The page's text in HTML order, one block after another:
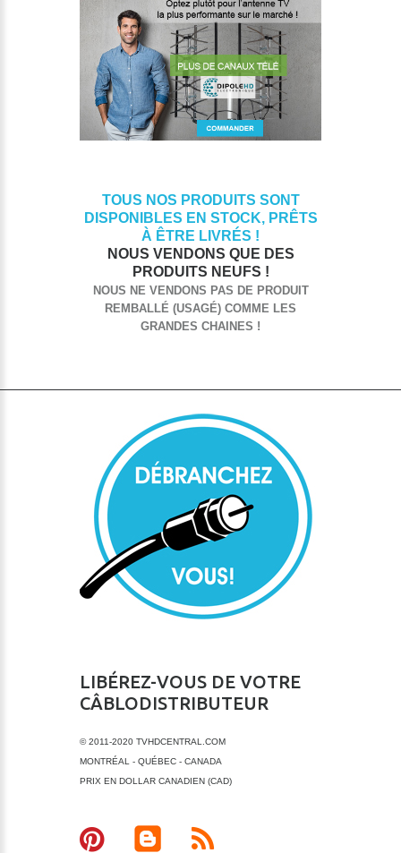
TOUS NOS PRODUITS SONT
DISPONIBLES EN STOCK, PRÊTS
À ÊTRE LIVRÉS !
NOUS VENDONS QUE DES
PRODUITS NEUFS !
NOUS NE VENDONS PAS DE PRODUIT
REMBALLÉ (USAGÉ) COMME LES
GRANDES CHAINES !
LIBÉREZ-VOUS DE VOTRE
CÂBLODISTRIBUTEUR
© 2011-2020 TVHDCENTRAL.COM
MONTRÉAL - QUÉBEC - CANADA
PRIX EN DOLLAR CANADIEN (CAD)